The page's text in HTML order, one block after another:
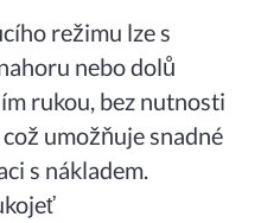
režimu lze s
nebo dolů
rukou, bez nutnosti
umožňuje snadné
s nákladem.